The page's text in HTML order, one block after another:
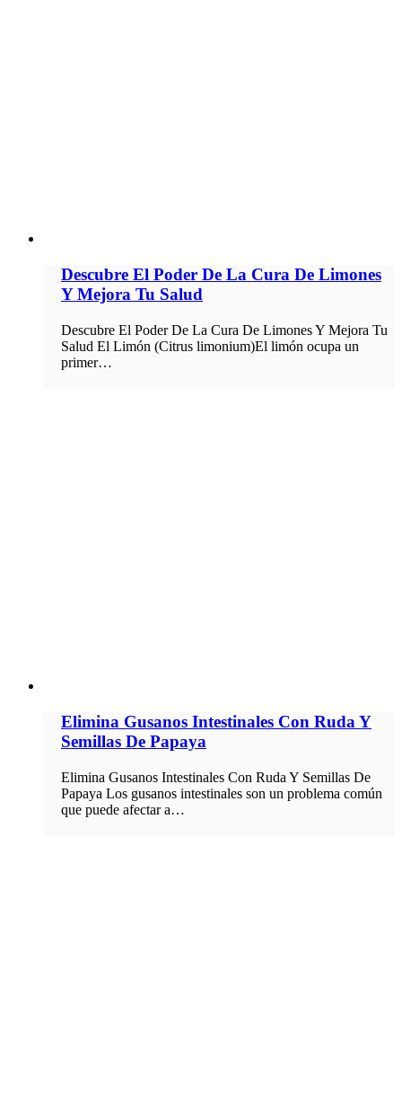
Descubre El Poder De La Cura De Limones
Y Mejora Tu Salud
Descubre El Poder De La Cura De Limones Y Mejora Tu
Salud El Limón (Citrus limonium)El limón ocupa un
primer…
Elimina Gusanos Intestinales Con Ruda Y
Semillas De Papaya
Elimina Gusanos Intestinales Con Ruda Y Semillas De
Papaya Los gusanos intestinales son un problema común
que puede afectar a…